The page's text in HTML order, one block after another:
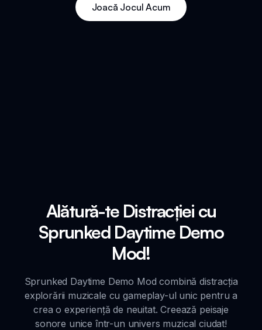
Joacă Jocul Acum
Alătură-te Distracției cu
Sprunked Daytime Demo
Mod!
Sprunked Daytime Demo Mod combină distracția
explorării muzicale cu gameplay-ul unic pentru a
crea o experiență de neuitat. Creează peisaje
sonore unice într-un univers muzical ciudat!